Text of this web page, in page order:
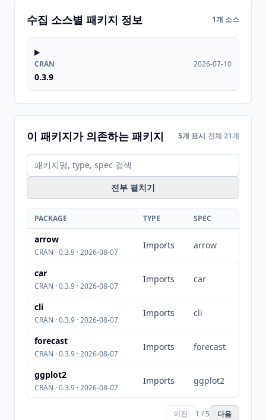
수집 소스별 패키지 정보 1개 소스
CRAN
0.3.9
2026-07-10
이 패키지가 의존하는 패키지 5개 표시 전체 21개
전부 펼치기
PACKAGE TYPE SPEC
arrow
CRAN · 0.3.9 · 2026-08-07
Imports arrow
car
CRAN · 0.3.9 · 2026-08-07
Imports car
cli
CRAN · 0.3.9 · 2026-08-07
Imports cli
forecast
CRAN · 0.3.9 · 2026-08-07
Imports forecast
ggplot2
CRAN · 0.3.9 · 2026-08-07
Imports ggplot2
이전 1 / 5 다음